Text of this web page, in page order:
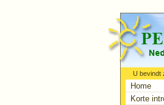
U bevindt
Home
Korte